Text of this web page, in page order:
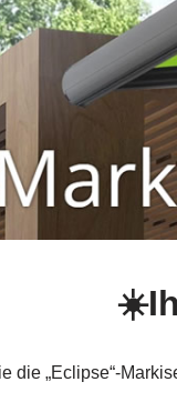
die „Eclipse“-